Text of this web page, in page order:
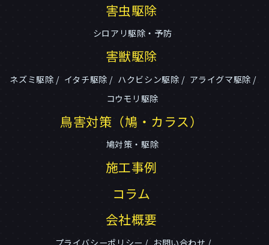
害虫駆除
シロアリ駆除・予防
害獣駆除
ネズミ駆除 イタチ駆除 ハクビシン駆除
アライグマ駆除
コウモリ駆除
鳥害対策（鳩・カラス）
鳩対策・駆除
施工事例
コラム
会社概要
プライバシーポリシー お問い合わせ